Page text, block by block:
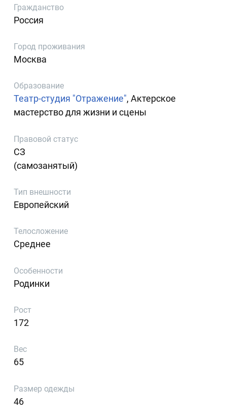
Гражданство
Россия
Город проживания
Москва
Образование
Театр-студия "Отражение", Актерское
мастерство для жизни и сцены
Правовой статус
СЗ
(самозанятый)
Тип внешности
Европейский
Телосложение
Среднее
Особенности
Родинки
Рост
172
Вес
65
Размер одежды
46